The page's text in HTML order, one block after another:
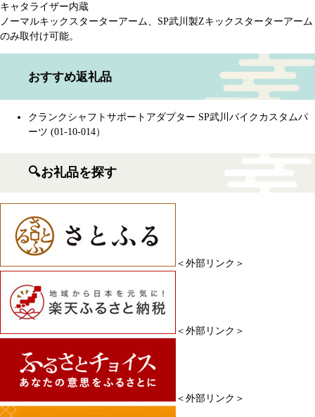
キャタライザー内蔵
ノーマルキックスターターアーム、SP武川製Zキックスターターアーム
のみ取付け可能。​
おすすめ返礼品
クランクシャフトサポートアダプター SP武川バイクカスタムパ
ーツ (01-10-014）
🔍お礼品を探す
＜外部リンク＞
＜外部リンク＞
＜外部リンク＞